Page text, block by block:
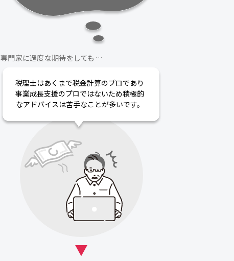
専門家に過度な期待をしても…
税理士はあくまで税金計算のプロであり
事業成長支援のプロではないため積極的
なアドバイスは苦手なことが多いです。